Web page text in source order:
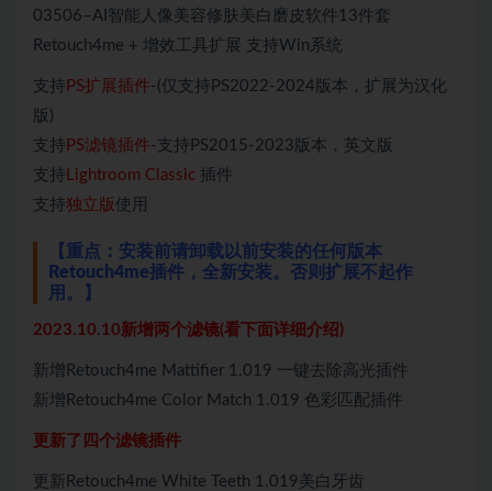
03506–AI智能人像美容修肤美白磨皮软件13件套
Retouch4me + 增效工具扩展 支持Win系统
支持 PS扩展插件-(仅支持PS2022-2024版本，扩展为汉化
版)
支持 PS滤镜插件-支持PS2015-2023版本，英文版
支持 Lightroom Classic 插件
支持独立版使用
【重点：安装前请卸载以前安装的任何版本
Retouch4me插件，全新安装。否则扩展不起作
用。】
2023.10.10新增两个滤镜(看下面详细介绍)
新增Retouch4me Mattifier 1.019 一键去除高光插件
新增Retouch4me Color Match 1.019 色彩匹配插件
更新了四个滤镜插件
更新Retouch4me White Teeth 1.019美白牙齿